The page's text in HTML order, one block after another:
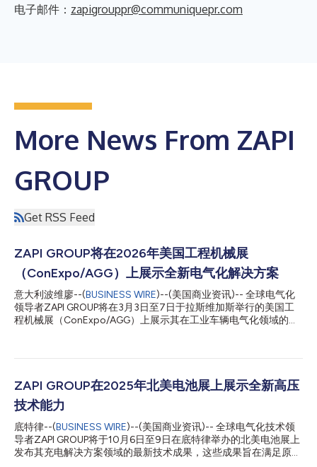
电子邮件： zapigrouppr@communiquepr.com
More News From ZAPI
GROUP
Get RSS Feed
ZAPI GROUP将在2026年美国工程机械展
（ConExpo/AGG）上展示全新电气化解决方案
意大利波维廖--(BUSINESS WIRE)--(美国商业资讯)-- 全球电气化
领导者ZAPI GROUP将在3月3日至7日于拉斯维加斯举行的美国工
程机械展（ConExpo/AGG）上展示其在工业车辆电气化领域的全
逆变器、电动机和电池充电器，以满足这些性能需求，同时在紧凑
用方面包括第三代高压逆变器（ACH3），配备可定制的控制软
件，可显著提升性能；以及集成了液冷式电力电子逆变器的永磁电
机解决方案（IMI）。 在电池充电方面，集团将推出功率分别为7.2
千瓦和22千瓦的全新高压、大功率车载液冷充电器，适用于100、
400或800伏特锂离子电池组。7.2千瓦充电器采用模块化三合一
设计，集成了1千瓦直流-直流转换器和电动车充电站接口。22千瓦
充电器采用模块化四合一设计，集成了2千瓦直流-直流转换器、电
ZAPI GROUP在2025年北美电池展上展示全新高压
技术能力
底特律--(BUSINESS WIRE)--(美国商业资讯)-- 全球电气化技术领
导者ZAPI GROUP将于10月6日至9日在底特律举办的北美电池展上
发布其充电解决方案领域的最新技术成果，这些成果旨在满足原始